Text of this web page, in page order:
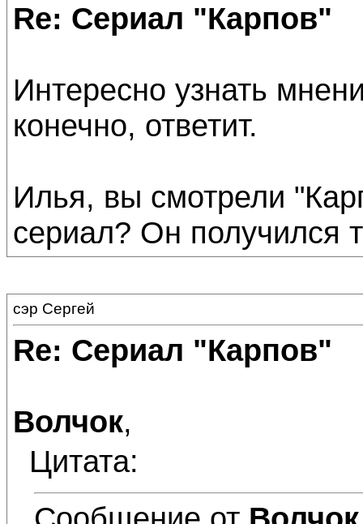
Re: Сериал "Карпов"
Интересно узнать
конечно, ответит.
Илья, вы смотрели
сериал? Он получился
сэр Сергей
Re: Сериал "Карпов"
Волчок,
Цитата: